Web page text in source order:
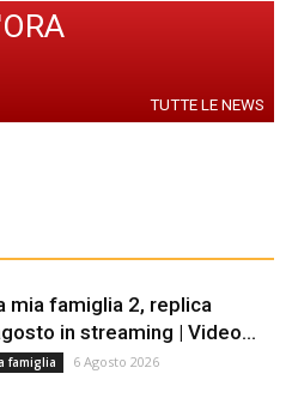
TUTTE LE NEWS
mia famiglia 2, replica
in streaming | Video...
famiglia 6 Agosto 2026